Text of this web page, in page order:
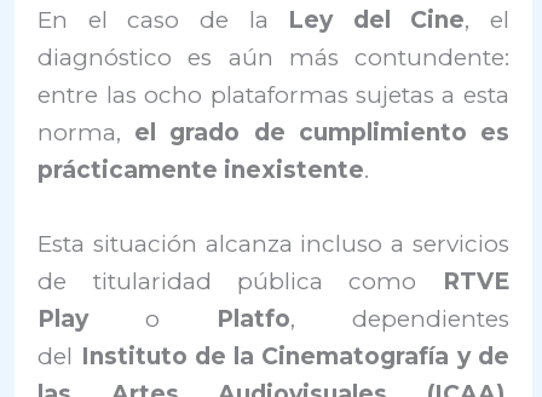
En el caso de la Ley del Cine, el
diagnóstico es aún más contundente:
entre las ocho plataformas sujetas a esta
norma, el grado de cumplimiento es
prácticamente inexistente.
Esta situación alcanza incluso a servicios
de titularidad pública como RTVE
Playo Platfo, dependientes
del Instituto de la Cinematografía y de